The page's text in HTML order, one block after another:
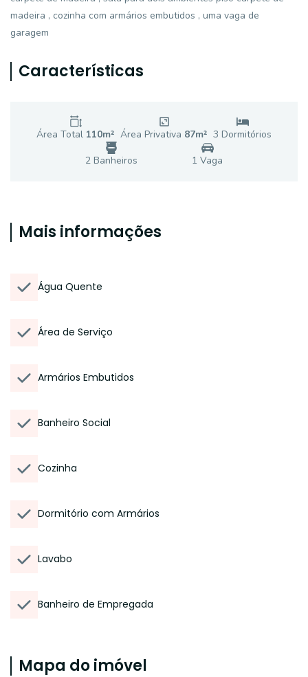
madeira , cozinha com armários embutidos , uma vaga de
garagem
Características
Área Total 110m² Área Privativa 87m² 3 Dormitórios
2 Banheiros 1 Vaga
Mais informações
Água Quente
Área de Serviço
Armários Embutidos
Banheiro Social
Cozinha
Dormitório com Armários
Lavabo
Banheiro de Empregada
Mapa do imóvel